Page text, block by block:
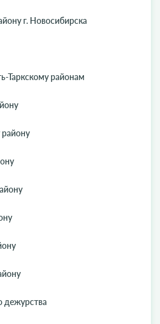
г. Новосибирска
Таркскому районам
дежурства